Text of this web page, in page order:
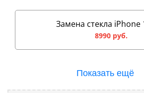
Замена стекла iPhone
8990 руб.
Показать ещё